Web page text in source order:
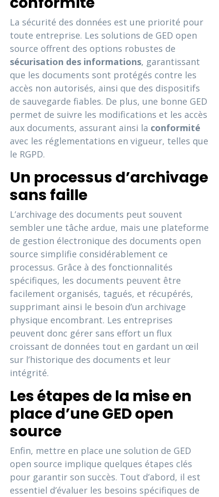
La sécurité des données est une priorité pour
toute entreprise. Les solutions de GED open
source offrent des options robustes de
sécurisation des informations, garantissant
que les documents sont protégés contre les
accès non autorisés, ainsi que des dispositifs
de sauvegarde fiables. De plus, une bonne GED
permet de suivre les modifications et les accès
aux documents, assurant ainsi la conformité
avec les réglementations en vigueur, telles que
le RGPD.
Un processus d’archivage
sans faille
L’archivage des documents peut souvent
sembler une tâche ardue, mais une plateforme
de gestion électronique des documents open
source simplifie considérablement ce
processus. Grâce à des fonctionnalités
spécifiques, les documents peuvent être
facilement organisés, tagués, et récupérés,
supprimant ainsi le besoin d’un archivage
physique encombrant. Les entreprises
peuvent donc gérer sans effort un flux
croissant de données tout en gardant un œil
sur l’historique des documents et leur
intégrité.
Les étapes de la mise en
place d’une GED open
source
Enfin, mettre en place une solution de GED
open source implique quelques étapes clés
pour garantir son succès. Tout d’abord, il est
essentiel d’évaluer les besoins spécifiques de